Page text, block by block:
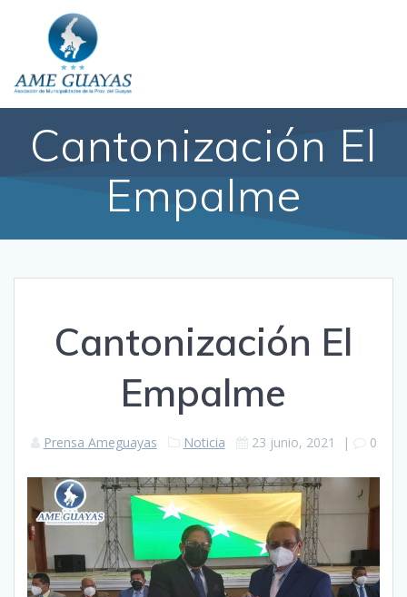
Cantonización El
Empalme
Cantonización El
Empalme
Prensa Ameguayas Noticia 23 junio, 2021 | 0